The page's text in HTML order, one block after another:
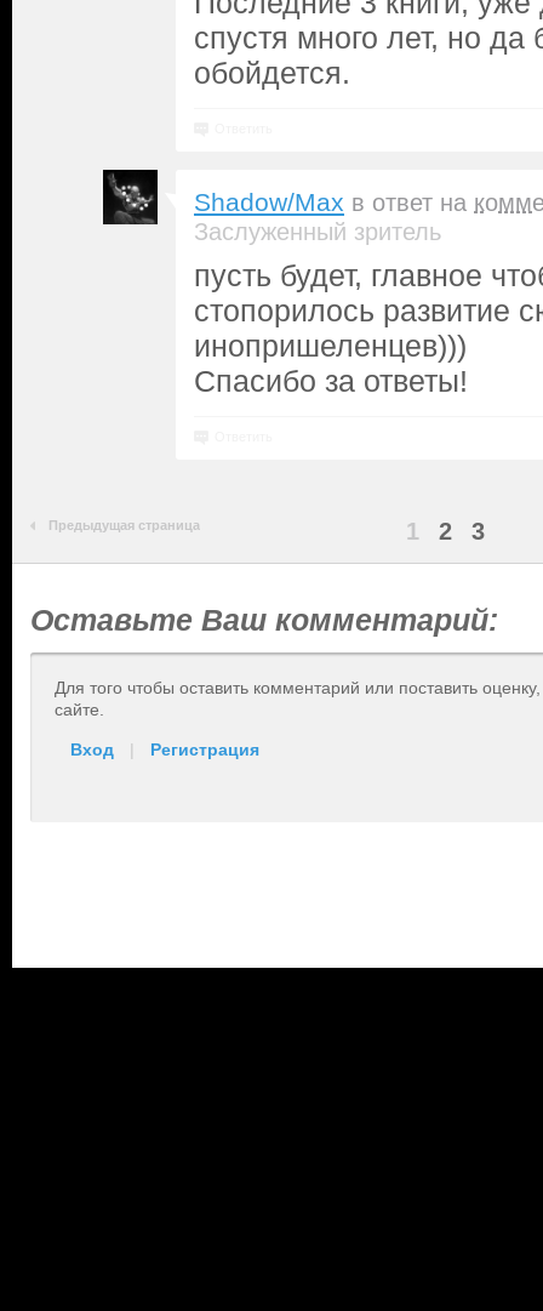
спустя много лет, но да
обойдется.
Shadow/Max в ответ на
Заслуженный зритель
пусть будет, главное
стопорилось развитие
инопришеленцев)))
Спасибо за ответы!
Предыдущая страница 1 2 3
Оставьте Ваш комментарий:
Для того чтобы оставить комментарий или поставить
сайте.
Вход | Регистрация